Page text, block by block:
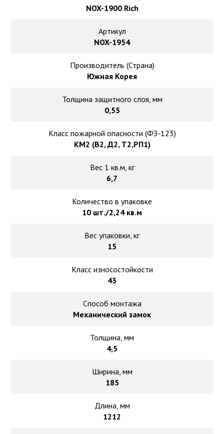
NOX-1900 Rich
Артикул
NOX-1954
Производитель (Страна)
Южная Корея
Толщина защитного слоя, мм
0,55
Класс пожарной опасности (ФЗ-123)
КМ2 (В2, Д2, Т2,РП1)
Вес 1 кв.м, кг
6,7
Количество в упаковке
10 шт./2,24 кв.м
Вес упаковки, кг
15
Класс износостойкости
43
Способ монтажа
Механический замок
Толщина, мм
4,5
Ширина, мм
185
Длина, мм
1212